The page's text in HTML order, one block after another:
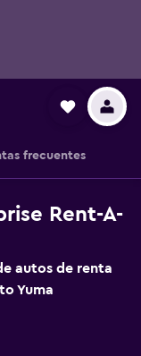
frecuentes
Rent-A-
autos de renta
Yuma